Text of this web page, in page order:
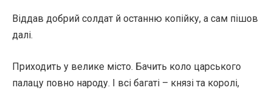
Віддав добрий солдат й останню копійку, а сам пішов
далі.
Приходить у велике місто. Бачить коло царського
палацу повно народу. І всі багаті – князі та королі,